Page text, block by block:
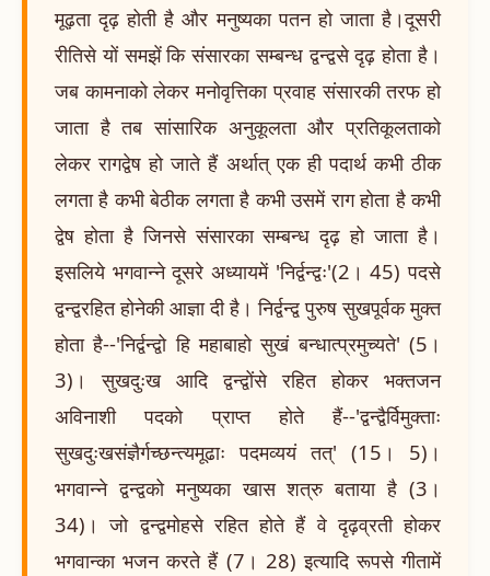
मूढ़ता दृढ़ होती है और मनुष्यका पतन हो जाता है।दूसरी
रीतिसे यों समझें कि संसारका सम्बन्ध द्वन्द्वसे दृढ़ होता है।
जब कामनाको लेकर मनोवृत्तिका प्रवाह संसारकी तरफ हो
जाता है तब सांसारिक अनुकूलता और प्रतिकूलताको
लेकर रागद्वेष हो जाते हैं अर्थात् एक ही पदार्थ कभी ठीक
लगता है कभी बेठीक लगता है कभी उसमें राग होता है कभी
द्वेष होता है जिनसे संसारका सम्बन्ध दृढ़ हो जाता है।
इसलिये भगवान्ने दूसरे अध्यायमें 'निर्द्वन्द्वः'(2। 45) पदसे
द्वन्द्वरहित होनेकी आज्ञा दी है। निर्द्वन्द्व पुरुष सुखपूर्वक मुक्त
होता है--'निर्द्वन्द्वो हि महाबाहो सुखं बन्धात्प्रमुच्यते' (5।
3)। सुखदुःख आदि द्वन्द्वोंसे रहित होकर भक्तजन
अविनाशी पदको प्राप्त होते हैं--'द्वन्द्वैर्विमुक्ताः
सुखदुःखसंज्ञैर्गच्छन्त्यमूढाः पदमव्ययं तत्' (15। 5)।
भगवान्ने द्वन्द्वको मनुष्यका खास शत्रु बताया है (3।
34)। जो द्वन्द्वमोहसे रहित होते हैं वे दृढ़व्रती होकर
भगवान्का भजन करते हैं (7। 28) इत्यादि रूपसे गीतामें